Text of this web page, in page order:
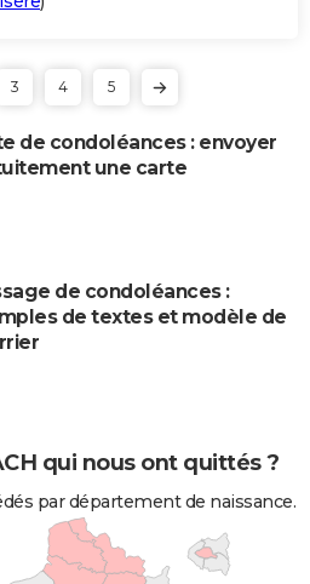
3 4 5
de condoléances : envoyer
une carte
de condoléances :
de textes et modèle de
qui nous ont quittés ?
par département de naissance.